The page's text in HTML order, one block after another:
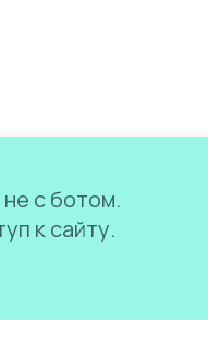
с ботом.
к сайту.